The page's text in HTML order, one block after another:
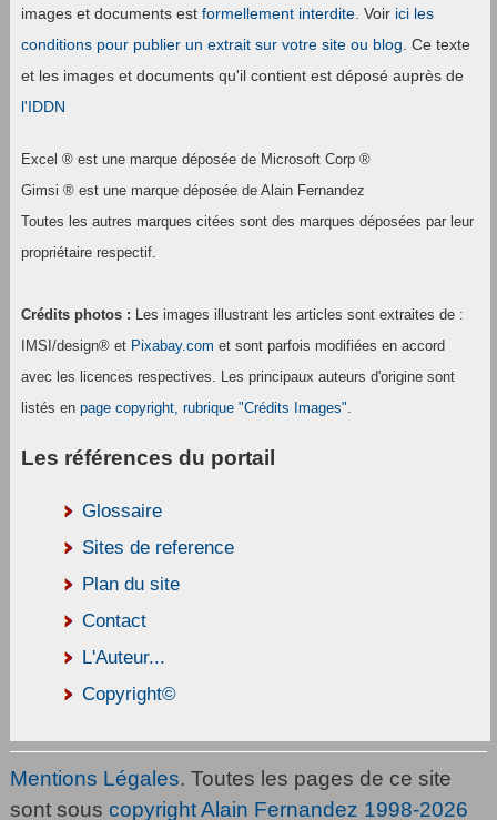
images et documents est formellement interdite. Voir ici les
conditions pour publier un extrait sur votre site ou blog . Ce texte
et les images et documents qu'il contient est déposé auprès de
l'IDDN
Excel ® est une marque déposée de Microsoft Corp ®
Gimsi ® est une marque déposée de Alain Fernandez
Toutes les autres marques citées sont des marques déposées par leur
propriétaire respectif.
Crédits photos : Les images illustrant les articles sont extraites de :
IMSI/design® et Pixabay.com et sont parfois modifiées en accord
avec les licences respectives. Les principaux auteurs d'origine sont
listés en page copyright, rubrique "Crédits Images"
Les références du portail
Glossaire
Sites de reference
Plan du site
Contact
L'Auteur...
Copyright©
Mentions Légales. Toutes les pages de ce site
sont sous copyright Alain Fernandez 1998-2026